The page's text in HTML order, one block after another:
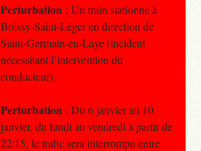
Perturbation : Un train stationne à
Boissy-Saint-Léger en direction de
Saint-Germain-en-Laye (incident
nécessitant l’intervention du
conducteur).
Perturbation : Du 6 janvier au 10
janvier, du lundi au vendredi à partir de
22:15, le trafic sera interrompu entre